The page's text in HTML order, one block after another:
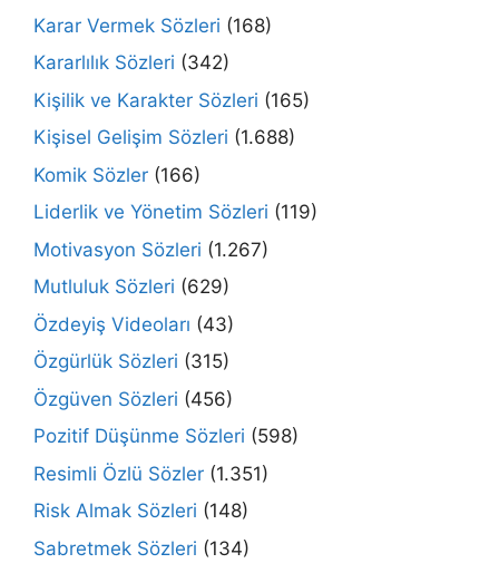
Karar Vermek Sözleri (168)
Kararlılık Sözleri (342)
Kişilik ve Karakter Sözleri (165)
Kişisel Gelişim Sözleri (1.688)
Komik Sözler (166)
Liderlik ve Yönetim Sözleri (119)
Motivasyon Sözleri (1.267)
Mutluluk Sözleri (629)
Özdeyiş Videoları (43)
Özgürlük Sözleri (315)
Özgüven Sözleri (456)
Pozitif Düşünme Sözleri (598)
Resimli Özlü Sözler (1.351)
Risk Almak Sözleri (148)
Sabretmek Sözleri (134)